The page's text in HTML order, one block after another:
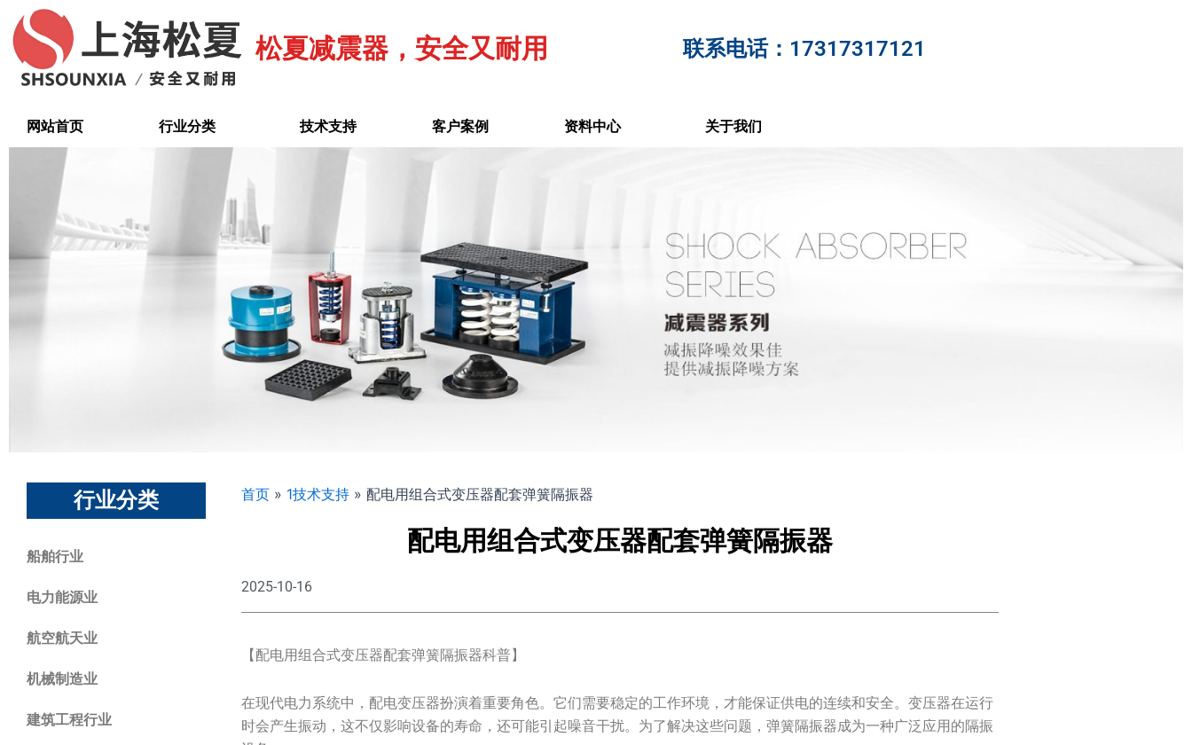
至
松夏减震器，安全又耐用 联系电话：17317317121
网站首页 行业分类 技术支持 客户案例 资料中心 关于我们
行业分类
船舶行业
电力能源业
航空航天业
机械制造业
建筑工程行业
首页 » 1技术支持 » 配电用组合式变压器配套弹簧隔振器
配电用组合式变压器配套弹簧隔振器
2025-10-16
【配电用组合式变压器配套弹簧隔振器科普】
在现代电力系统中，配电变压器扮演着重要角色。它们需要稳定的工作环境，才能保证供电的连续和安全。变压器在运行
时会产生振动，这不仅影响设备的寿命，还可能引起噪音干扰。为了解决这些问题，弹簧隔振器成为一种广泛应用的隔振